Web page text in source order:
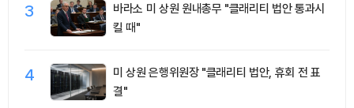
3
바라소 미 상원 원내총무 "클래리티 법안 통과시
킬 때"
4
미 상원 은행위원장 "클래리티 법안, 휴회 전 표
결"